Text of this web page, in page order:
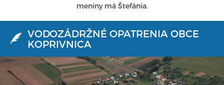
meniny má Štefánia.
VODOZÁDRŽNÉ OPATRENIA OBCE
KOPRIVNICA